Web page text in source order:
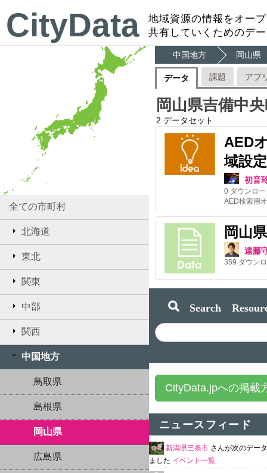
CityData
地域資源の情報をオー
共有していくためのデ
全ての市町村
北海道
東北
関東
中部
関西
中国地方
鳥取県
島根県
岡山県
広島県
中国地方 岡山県
データ 課題 アプ
岡山県吉備中
2 データセット
AED
域設
初音
0 ダウンロ
岡山
遠藤
359 ダウン
Search
CityData.jpへの掲載
ニュースフィード
新潟県三条市 さんが次のデー
ました イベント一覧